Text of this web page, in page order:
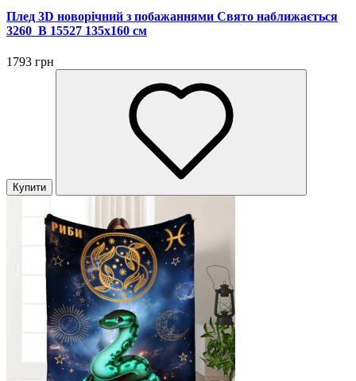
Плед 3D новорічний з побажаннями Свято наближається
3260_B 15527 135х160 см
1793 грн
Купити